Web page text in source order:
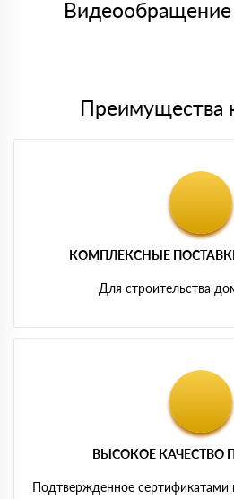
либо Вы забираете товар со
Преимущества
КОМПЛЕКСНЫЕ
Для строительства
ВЫСОКОЕ КАЧЕСТВО
Подтвержденное